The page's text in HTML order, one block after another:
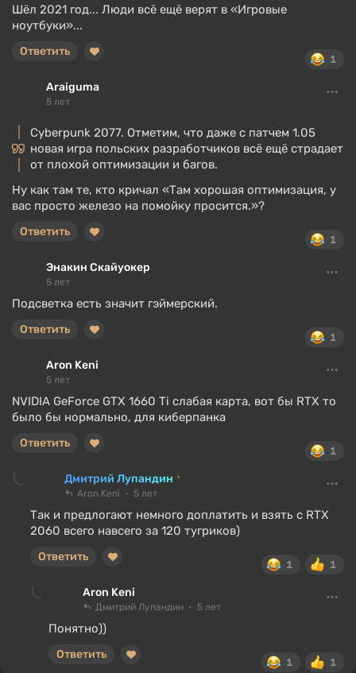
Шёл 2021 год... Люди всё ещё верят в «Игровые
ноутбуки»...
1
Ответить
Araiguma
5 лет
Cyberpunk 2077. Отметим, что даже с патчем 1.05
новая игра польских разработчиков всё ещё страдает
от плохой оптимизации и багов.
Ну как там те, кто кричал «Там хорошая оптимизация, у
вас просто железо на помойку просится.»?
1
Ответить
Энакин Скайуокер
5 лет
Подсветка есть значит гэймерский.
1
Ответить
Aron Keni
5 лет
NVIDIA GeForce GTX 1660 Ti слабая карта, вот бы RTX то
было бы нормально, для киберпанка
1
Ответить
Дмитрий Лупандин
Aron Keni 5 лет
Так и предлогают немного доплатить и взять с RTX
2060 всего навсего за 120 тугриков)
1 1
Ответить
Aron Keni
Дмитрий Лупандин 5 лет
Понятно))
1 1
Ответить